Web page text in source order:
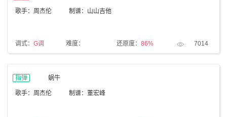
歌手：周杰伦 制谱：山山吉他
调式： G调 难度： 还原度： 86% 7014
指弹 蜗牛
歌手：周杰伦 制谱：董宏峰